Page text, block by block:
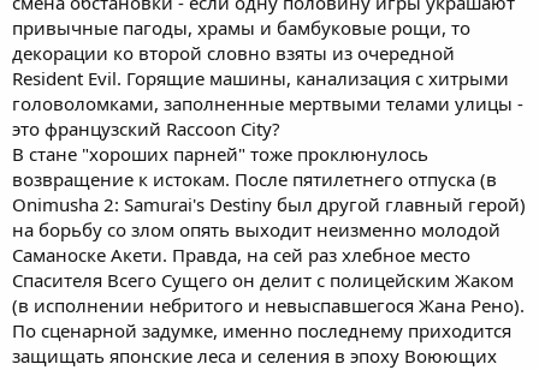
привычные пагоды, храмы и бамбуковые рощи, то
декорации ко второй словно взяты из очередной
Resident Evil. Горящие машины, канализация с хитрыми
головоломками, заполненные мертвыми телами улицы -
это французский Raccoon City?
В стане "хороших парней" тоже проклюнулось
возвращение к истокам. После пятилетнего отпуска (в
Onimusha 2: Samurai's Destiny был другой главный герой)
на борьбу со злом опять выходит неизменно молодой
Саманоске Акети. Правда, на сей раз хлебное место
Спасителя Всего Сущего он делит с полицейским Жаком
(в исполнении небритого и невыспавшегося Жана Рено).
По сценарной задумке, именно последнему приходится
защищать японские леса и селения в эпоху Воюющих